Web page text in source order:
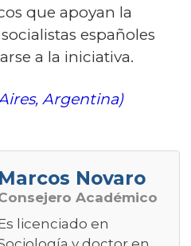
que apoyan la
españoles
a la iniciativa.
Argentina)
Marcos Novaro
Académico
licenciado en